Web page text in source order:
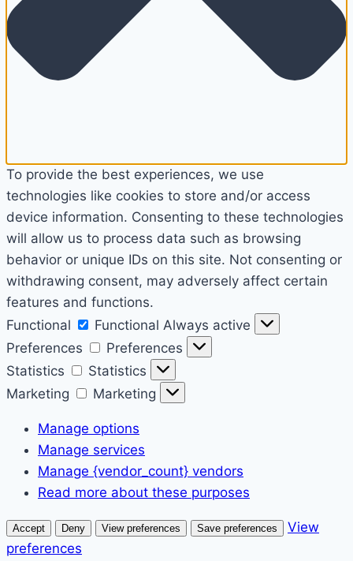
To provide the best experiences, we use
technologies like cookies to store and/or access
device information. Consenting to these technologies
will allow us to process data such as browsing
behavior or unique IDs on this site. Not consenting or
withdrawing consent, may adversely affect certain
features and functions.
Functional
Functional Always active
Preferences
Preferences
Statistics
Statistics
Marketing
Marketing
Manage options
Manage services
Manage {vendor_count} vendors
Read more about these purposes
Accept Deny View preferences Save preferences
View
preferences